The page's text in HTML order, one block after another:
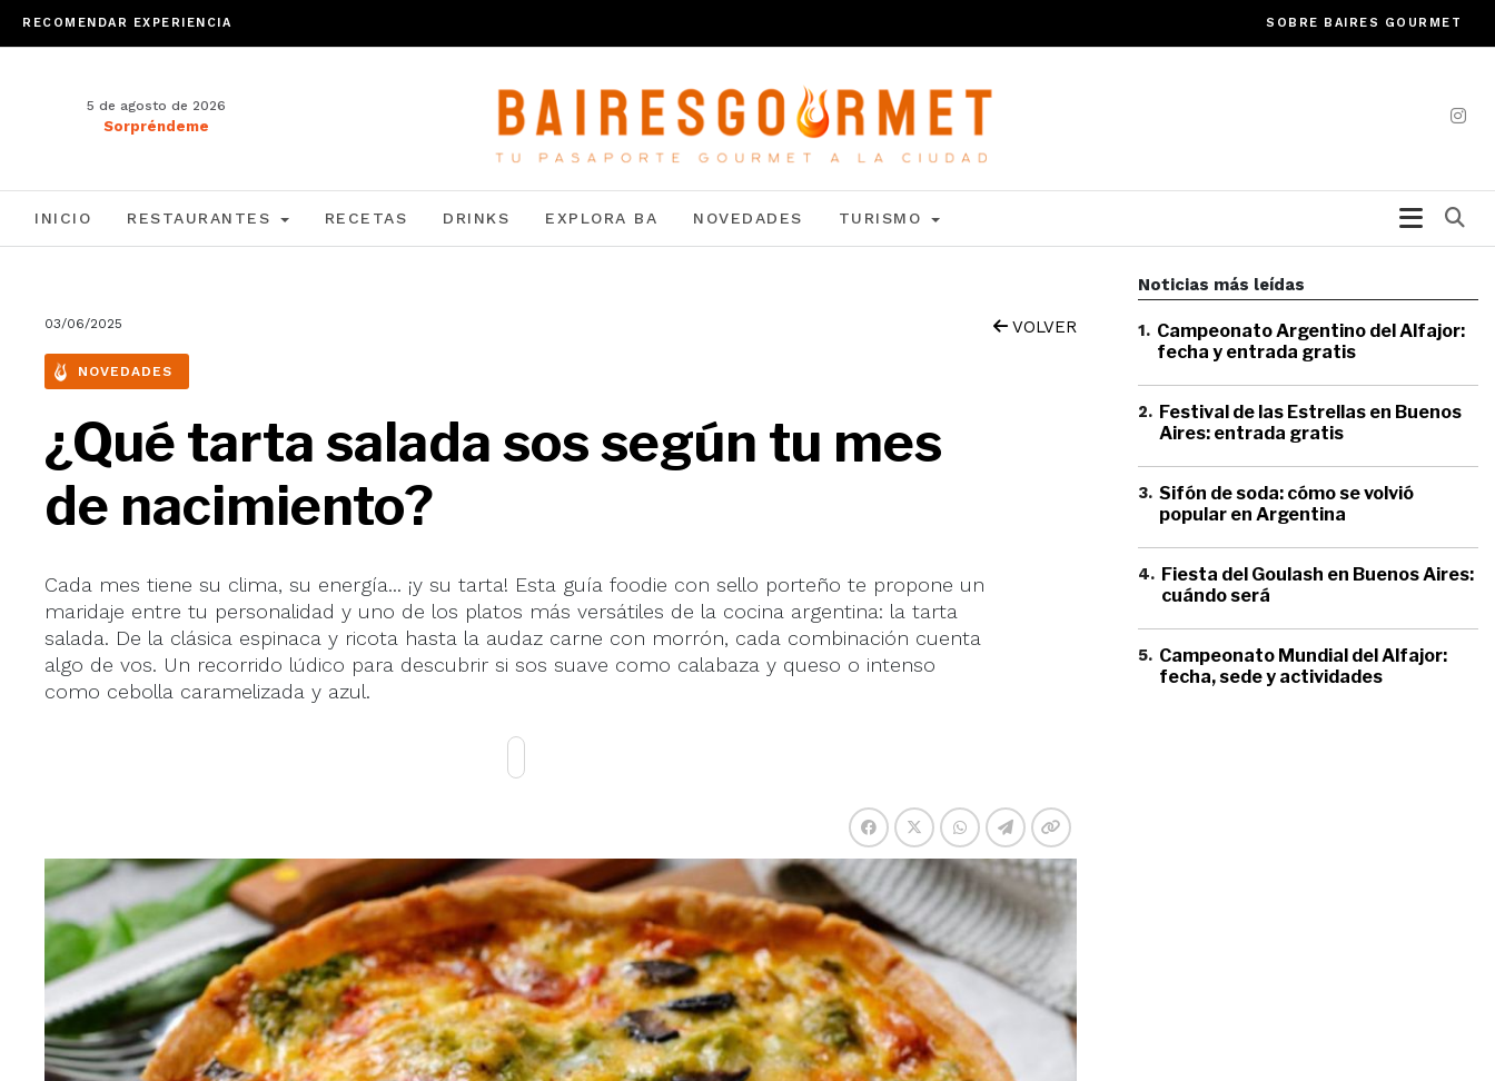
RECOMENDAR EXPERIENCIA SOBRE BAIRES GOURMET
5 de agosto de 2026
Sorpréndeme
INICIO RESTAURANTES RECETAS DRINKS EXPLORA BA NOVEDADES TURISMO
03/06/2025 VOLVER
NOVEDADES
¿Qué tarta salada sos según tu mes
de nacimiento?
Cada mes tiene su clima, su energía... ¡y su tarta! Esta guía foodie con sello porteño te propone un
maridaje entre tu personalidad y uno de los platos más versátiles de la cocina argentina: la tarta
salada. De la clásica espinaca y ricota hasta la audaz carne con morrón, cada combinación cuenta
algo de vos. Un recorrido lúdico para descubrir si sos suave como calabaza y queso o intenso
como cebolla caramelizada y azul.
Noticias más leídas
1. Campeonato Argentino del Alfajor:
fecha y entrada gratis
2. Festival de las Estrellas en Buenos
Aires: entrada gratis
3. Sifón de soda: cómo se volvió
popular en Argentina
4. Fiesta del Goulash en Buenos Aires:
cuándo será
5. Campeonato Mundial del Alfajor:
fecha, sede y actividades